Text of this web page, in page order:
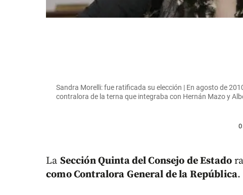
Sandra Morelli: fue ratificada su elección | En agosto de
contralora de la terna que integraba con Hernán Mazo y
La Sección Quinta del Consejo de Estado
como Contralora General de la República.